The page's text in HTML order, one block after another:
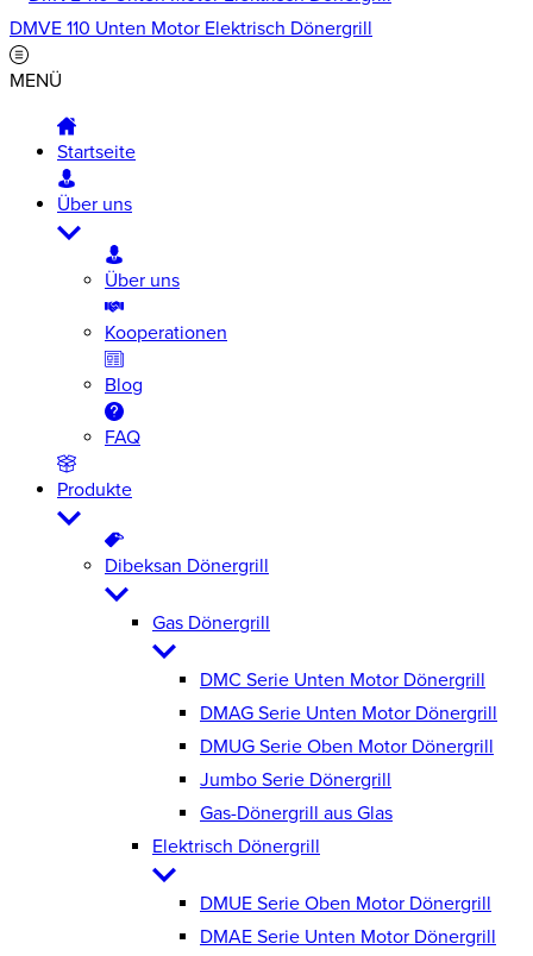
DMVE 110 Unten Motor Elektrisch Dönergrill
MENÜ
Startseite
Über uns
Über uns
Kooperationen
Blog
FAQ
Produkte
Dibeksan Dönergrill
Gas Dönergrill
DMC Serie Unten Motor Dönergrill
DMAG Serie Unten Motor Dönergrill
DMUG Serie Oben Motor Dönergrill
Jumbo Serie Dönergrill
Gas-Dönergrill aus Glas
Elektrisch Dönergrill
DMUE Serie Oben Motor Dönergrill
DMAE Serie Unten Motor Dönergrill